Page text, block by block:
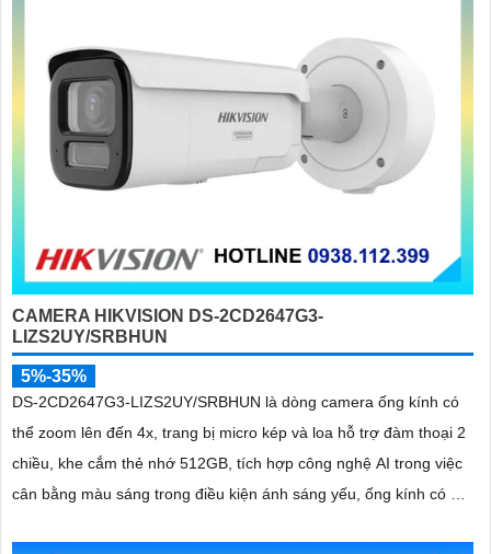
CAMERA HIKVISION DS-2CD2647G3-
LIZS2UY/SRBHUN
5%-35%
DS-2CD2647G3-LIZS2UY/SRBHUN là dòng camera ống kính có
thể zoom lên đến 4x, trang bị micro kép và loa hỗ trợ đàm thoại 2
chiều, khe cắm thẻ nhớ 512GB, tích hợp công nghệ AI trong việc
cân bằng màu sáng trong điều kiện ánh sáng yếu, ống kính có độ